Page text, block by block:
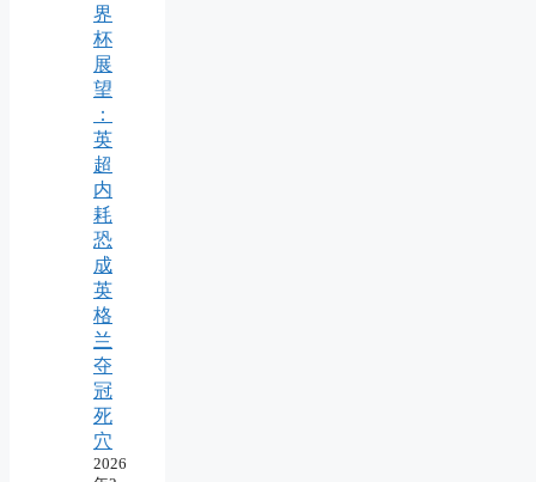
界
杯
展
望
：
英
超
内
耗
恐
成
英
格
兰
夺
冠
死
穴
2026